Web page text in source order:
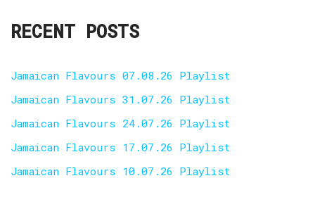
RECENT POSTS
Jamaican Flavours 07.08.26 Playlist
Jamaican Flavours 31.07.26 Playlist
Jamaican Flavours 24.07.26 Playlist
Jamaican Flavours 17.07.26 Playlist
Jamaican Flavours 10.07.26 Playlist